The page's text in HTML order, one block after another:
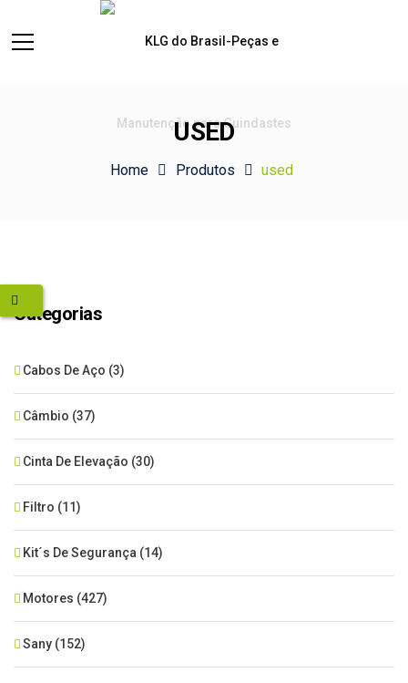
USED
Home Produtos used
Categorias
Cabos De Aço (3)
Câmbio (37)
Cinta De Elevação (30)
Filtro (11)
Kit´s De Segurança (14)
Motores (427)
Sany (152)